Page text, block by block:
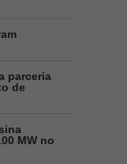
parceria
de
MW no